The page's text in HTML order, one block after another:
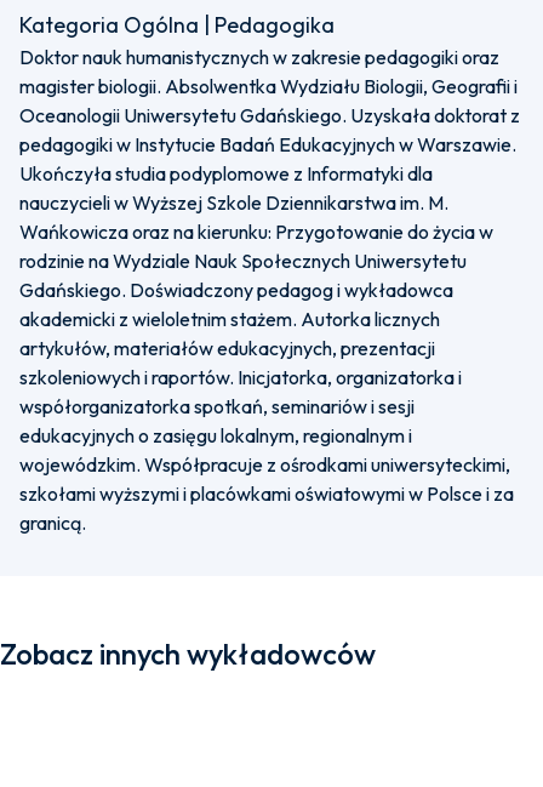
Kategoria Ogólna | Pedagogika
Doktor nauk humanistycznych w zakresie pedagogiki oraz
magister biologii. Absolwentka Wydziału Biologii, Geografii i
Oceanologii Uniwersytetu Gdańskiego. Uzyskała doktorat z
pedagogiki w Instytucie Badań Edukacyjnych w Warszawie.
Ukończyła studia podyplomowe z Informatyki dla
nauczycieli w Wyższej Szkole Dziennikarstwa im. M.
Wańkowicza oraz na kierunku: Przygotowanie do życia w
rodzinie na Wydziale Nauk Społecznych Uniwersytetu
Gdańskiego. Doświadczony pedagog i wykładowca
akademicki z wieloletnim stażem. Autorka licznych
artykułów, materiałów edukacyjnych, prezentacji
szkoleniowych i raportów. Inicjatorka, organizatorka i
współorganizatorka spotkań, seminariów i sesji
edukacyjnych o zasięgu lokalnym, regionalnym i
wojewódzkim. Współpracuje z ośrodkami uniwersyteckimi,
szkołami wyższymi i placówkami oświatowymi w Polsce i za
granicą.
Zobacz innych wykładowców